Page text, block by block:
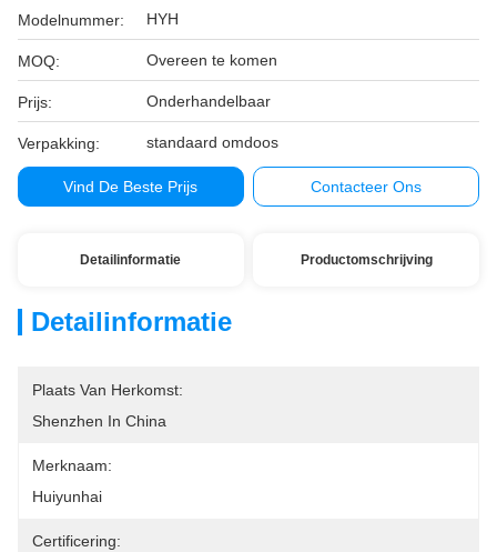
Modelnummer: HYH
MOQ: Overeen te komen
Prijs: Onderhandelbaar
Verpakking: standaard omdoos
Vind De Beste Prijs Contacteer Ons
Detailinformatie Productomschrijving
Detailinformatie
Plaats Van Herkomst:
Shenzhen In China
Merknaam:
Huiyunhai
Certificering: